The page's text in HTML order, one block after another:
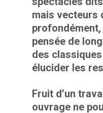
mais vecteurs
pensée de
des classiques
élucider les
Fruit d’un
ouvrage ne